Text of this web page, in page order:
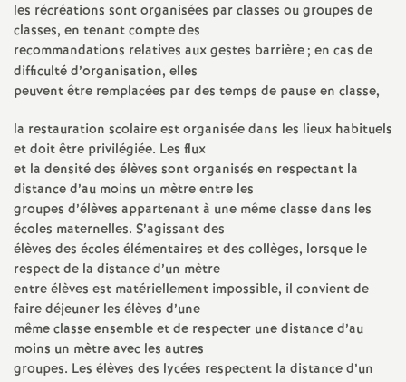
les récréations sont organisées par classes ou groupes de
classes, en tenant compte des
recommandations relatives aux gestes barrière; en cas de
difficulté d’organisation, elles
peuvent être remplacées par des temps de pause en classe,
la restauration scolaire est organisée dans les lieux habituels
et doit être privilégiée. Les flux
et la densité des élèves sont organisés en respectant la
distance d’au moins un mètre entre les
groupes d’élèves appartenant à une même classe dans les
écoles maternelles. S’agissant des
élèves des écoles élémentaires et des collèges, lorsque le
respect de la distance d’un mètre
entre élèves est matériellement impossible, il convient de
faire déjeuner les élèves d’une
même classe ensemble et de respecter une distance d’au
moins un mètre avec les autres
groupes. Les élèves des lycées respectent la distance d’un